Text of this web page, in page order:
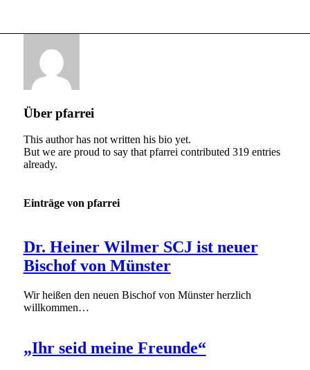
Über pfarrei
This author has not written his bio yet.
But we are proud to say thatpfarreicontributed 319 entries
already.
Einträge von pfarrei
Dr. Heiner Wilmer SCJ ist neuer
Bischof von Münster
Wir heißen den neuen Bischof von Münster herzlich
willkommen…
„Ihr seid meine Freunde“